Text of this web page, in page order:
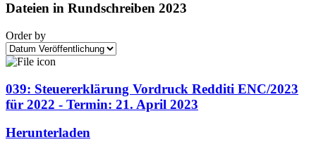
Dateien in Rundschreiben 2023
Order by
039: Steuererklärung Vordruck Redditi ENC/2023
für 2022 - Termin: 21. April 2023
Herunterladen